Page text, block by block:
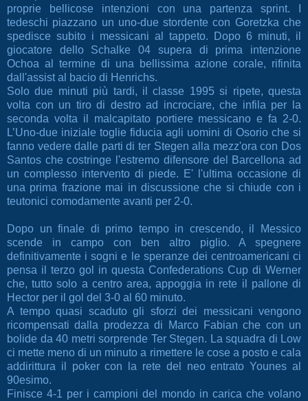
proprie bellicose intenzioni con una partenza sprint. I
tedeschi piazzano un uno-due stordente con Goretzka che
spedisce subito i messicani al tappeto. Dopo 6 minuti, il
giocatore dello Schalke 04 supera di prima intenzione
Ochoa al termine di una bellissima azione corale, rifinita
dall'assist al bacio di Henrichs.
Solo due minuti più tardi, il classe 1995 si ripete, questa
volta con un tiro di destro ad incrociare, che infila per la
seconda volta il malcapitato portiere messicano e fa 2-0.
L’Uno-due iniziale toglie fiducia agli uomini di Osorio che si
fanno vedere dalle parti di ter Stegen alla mezz'ora con Dos
Santos che costringe l'estremo difensore del Barcellona ad
un complesso intervento di piede. E' l'ultima occasione di
una prima frazione mai in discussione che si chiude con i
teutonici comodamente avanti per 2-0.
Dopo un finale di primo tempo in crescendo, il Messico
scende in campo con ben altro piglio. A spegnere
definitivamente i sogni e le speranze dei centroamericani ci
pensa il terzo gol in questa Confederations Cup di Werner
che, tutto solo a centro area, appoggia in rete il pallone di
Hector per il gol del 3-0 al 60 minuto.
A tempo quasi scaduto gli sforzi dei messicani vengono
ricompensati dalla prodezza di Marco Fabian che con un
bolide da 40 metri sorprende Ter Stegen. La squadra di Low
ci mette meno di un minuto a rimettere le cose a posto e cala
addirittura il poker con la rete del neo entrato Younes al
90esimo.
Finisce 4-1 per i campioni del mondo in carica che volano